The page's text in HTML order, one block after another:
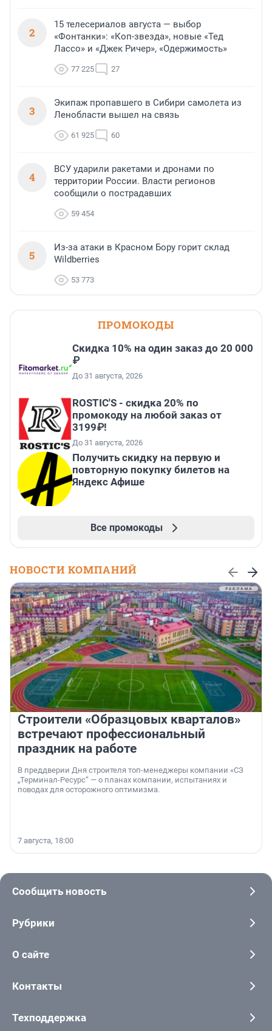
2
15 телесериалов августа — выбор
«Фонтанки»: «Коп-звезда», новые «Тед
Лассо» и «Джек Ричер», «Одержимость»
77 225 27
3
Экипаж пропавшего в Сибири самолета из
Ленобласти вышел на связь
61 925 60
4
ВСУ ударили ракетами и дронами по
территории России. Власти регионов
сообщили о пострадавших
59 454
5
Из-за атаки в Красном Бору горит склад
Wildberries
53 773
ПРОМОКОДЫ
Скидка 10% на один заказ до 20 000
₽
До 31 августа, 2026
ROSTIC'S - скидка 20% по
промокоду на любой заказ от
3199₽!
До 31 августа, 2026
Получить скидку на первую и
повторную покупку билетов на
Яндекс Афише
Все промокоды
НОВОСТИ КОМПАНИЙ
Строители «Образцовых кварталов»
встречают профессиональный
праздник на работе
В преддверии Дня строителя топ-менеджеры компании «СЗ
„Терминал-Ресурс“ — о планах компании, испытаниях и
поводах для осторожного оптимизма.
7 августа, 18:00
Сообщить новость
Рубрики
О сайте
Контакты
Техподдержка